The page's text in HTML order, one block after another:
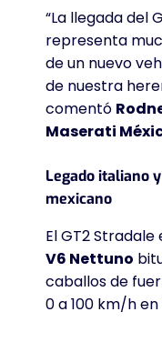
“La llegada del
representa
de un nuevo
de nuestra
comentó
Maserati
Legado italiano
mexicano
El GT2
V6 Nettuno
caballos de
0 a 100 km/h